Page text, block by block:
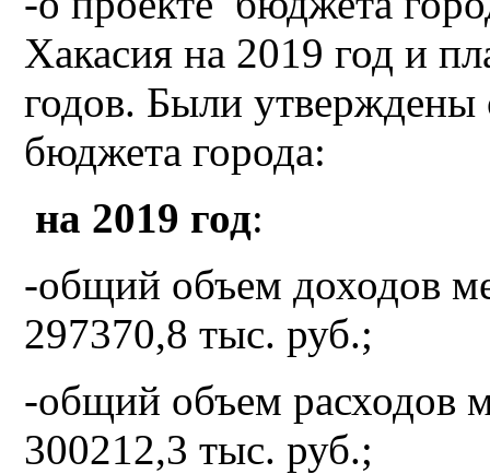
Хакасия на 2019 год и
годов. Были утверждены
бюджета города:
на 2019 год:
-общий объем доходов
297370,8 тыс. руб.;
-общий объем расходов
300212,3 тыс. руб.;